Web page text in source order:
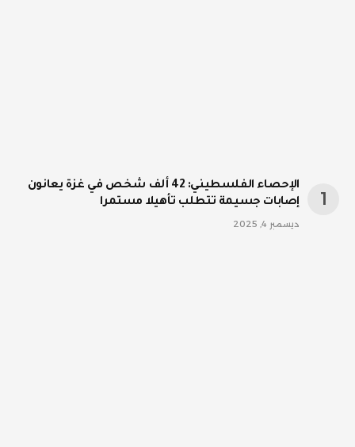
الإحصاء الفلسطيني: 42 ألف شخص في غزة يعانون
إصابات جسيمة تتطلب تأهيلا مستمرا
ديسمبر 4, 2025